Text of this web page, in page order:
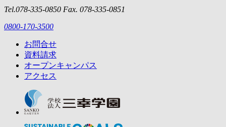
Tel.078-335-0850 Fax. 078-335-0851
0800-170-3500
お問合せ
資料請求
オープンキャンパス
アクセス